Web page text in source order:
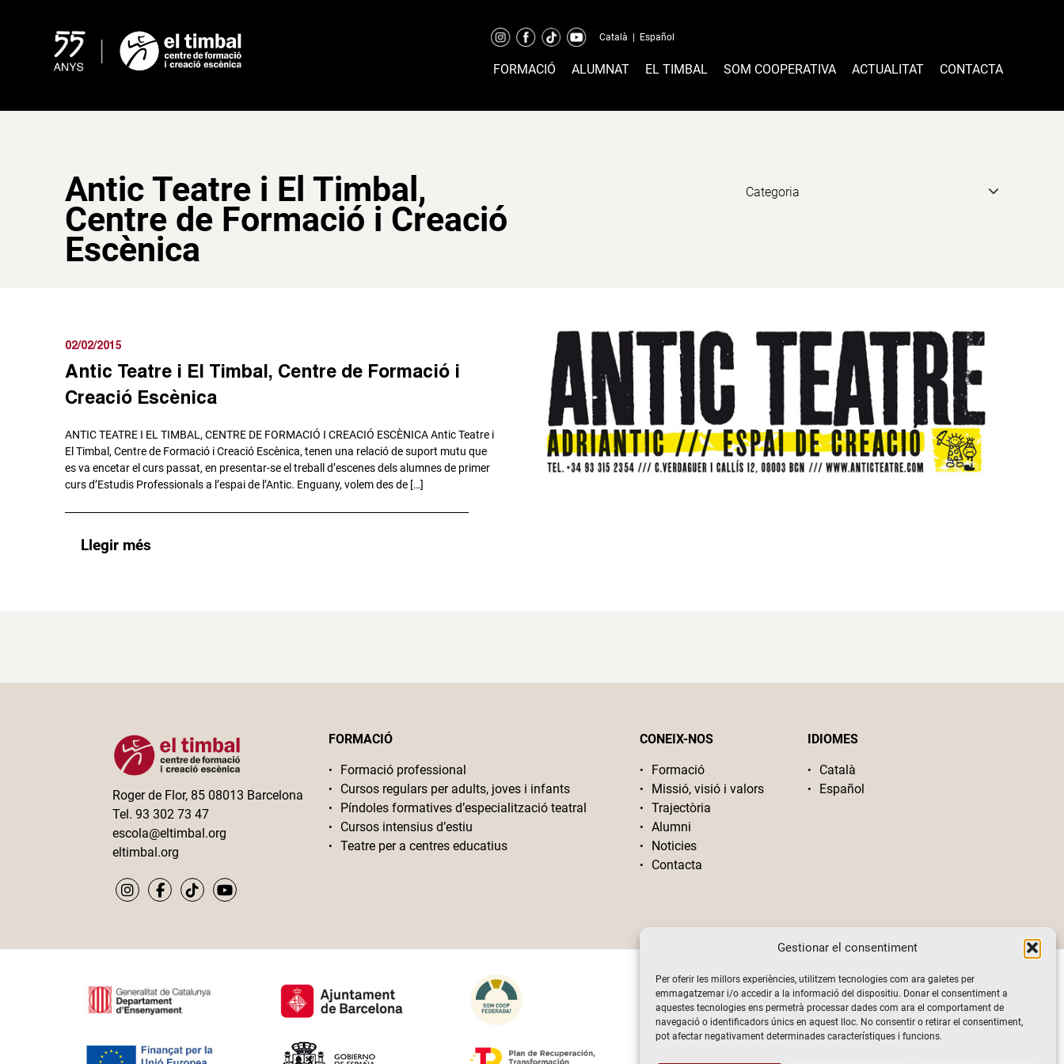
Gestionar el consentiment
Per oferir les millors experiències, utilitzem tecnologies com ara galetes per
emmagatzemar i/o accedir a la informació del dispositiu. Donar el consentiment a
aquestes tecnologies ens permetrà processar dades com ara el comportament de
navegació o identificadors únics en aquest lloc. No consentir o retirar el consentiment,
pot afectar negativament determinades característiques i funcions.
Català Español
FORMACIÓ ALUMNAT EL TIMBAL SOM COOPERATIVA ACTUALITAT CONTACTA
Antic Teatre i El Timbal,
Centre de Formació i Creació
Escènica
02/02/2015
Antic Teatre i El Timbal, Centre de Formació i
Creació Escènica
ANTIC TEATRE I EL TIMBAL, CENTRE DE FORMACIÓ I CREACIÓ ESCÈNICA Antic Teatre i
El Timbal, Centre de Formació i Creació Escènica, tenen una relació de suport mutu que
es va encetar el curs passat, en presentar-se el treball d’escenes dels alumnes de primer
curs d’Estudis Professionals a l’espai de l’Antic. Enguany, volem des de […]
Llegir més
Roger de Flor, 85 08013 Barcelona
Tel. 93 302 73 47
escola@eltimbal.org
eltimbal.org
FORMACIÓ
Formació professional
Cursos regulars per adults, joves i infants
Píndoles formatives d’especialització teatral
Cursos intensius d’estiu
Teatre per a centres educatius
CONEIX-NOS
Formació
Missió, visió i valors
Trajectòria
Alumni
Noticies
Contacta
IDIOMES
Català
Español